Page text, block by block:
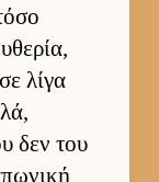
λίγα
δεν του